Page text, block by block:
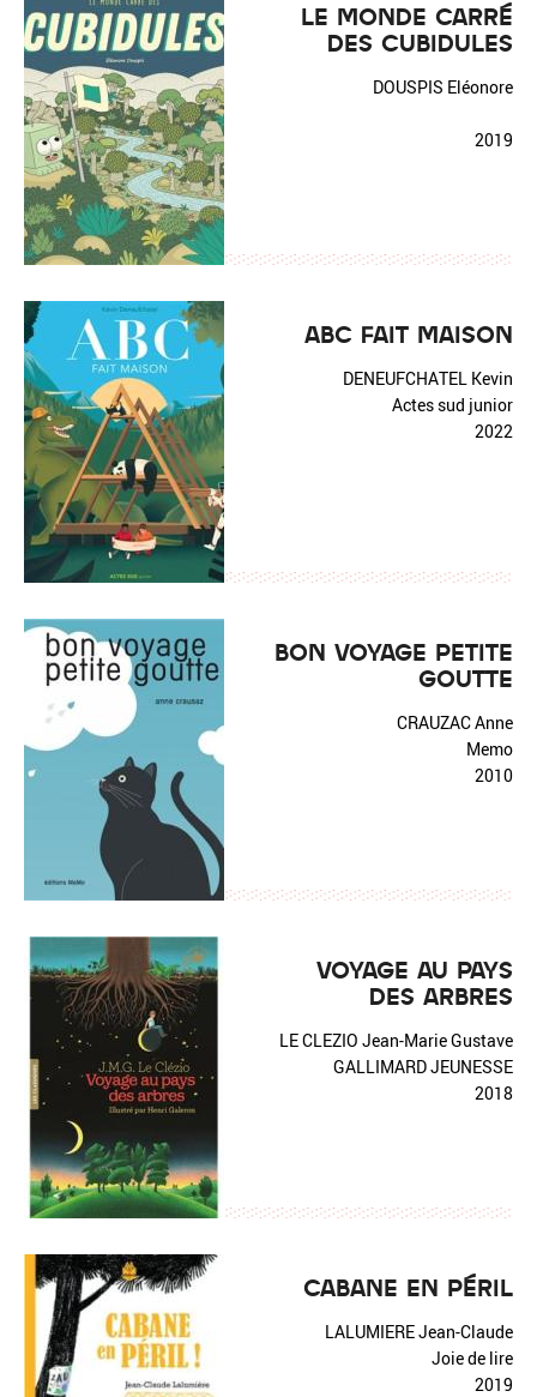
LE MONDE CARRÉ
DES CUBIDULES
DOUSPIS Eléonore
2019
ABC FAIT MAISON
DENEUFCHATEL Kevin
Actes sud junior
2022
BON VOYAGE PETITE
GOUTTE
CRAUZAC Anne
Memo
2010
VOYAGE AU PAYS
DES ARBRES
LE CLEZIO Jean-Marie Gustave
GALLIMARD JEUNESSE
2018
CABANE EN PÉRIL
LALUMIERE Jean-Claude
Joie de lire
2019